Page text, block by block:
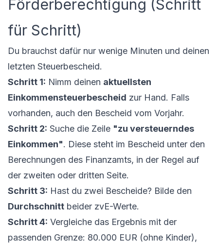
Förderberechtigung (Schritt
für Schritt)
Du brauchst dafür nur wenige Minuten und deinen
letzten Steuerbescheid.
Schritt 1: Nimm deinen aktuellsten
Einkommensteuerbescheid zur Hand. Falls
vorhanden, auch den Bescheid vom Vorjahr.
Schritt 2: Suche die Zeile "zu versteuerndes
Einkommen". Diese steht im Bescheid unter den
Berechnungen des Finanzamts, in der Regel auf
der zweiten oder dritten Seite.
Schritt 3: Hast du zwei Bescheide? Bilde den
Durchschnitt beider zvE-Werte.
Schritt 4: Vergleiche das Ergebnis mit der
passenden Grenze: 80.000 EUR (ohne Kinder),